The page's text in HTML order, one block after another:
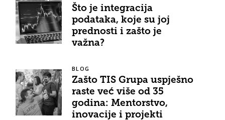
Što je integracija
podataka, koje su joj
prednosti i zašto je
važna?
BLOG
Zašto TIS Grupa uspješno
raste već više od 35
godina: Mentorstvo,
inovacije i projekti